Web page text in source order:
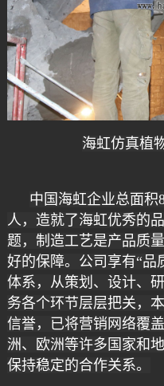
海虹仿真植
中国海虹企业总面积
人，造就了海虹优秀的
题，制造工艺是产品质
好的保障。公司享有“品
体系，从策划、设计、
务各个环节层层把关，
信誉，已将营销网络覆
洲、欧洲等许多国家和
保持稳定的合作关系。